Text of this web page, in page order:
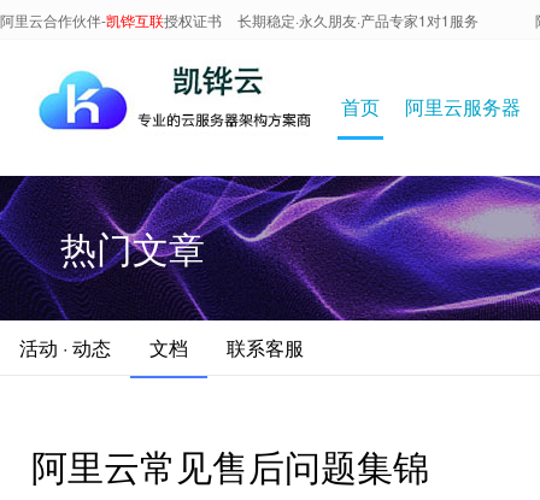
阿里云合作伙伴-凯铧互联授权证书 长期稳定·永久朋友·产品专家1对1服务
首页 阿里云服务器
热门文章
活动 · 动态 文档 联系客服
阿里云常见售后问题集锦